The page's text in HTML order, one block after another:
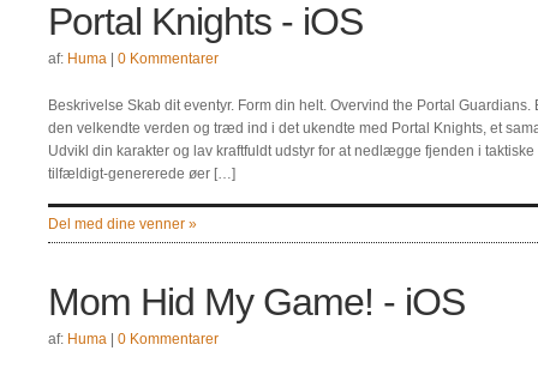
Portal Knights - iOS
af: Huma 0 Kommentarer
Beskrivelse Skab dit eventyr. Form din helt. Overvind the Portal
den velkendte verden og træd ind i det ukendte med Portal Knights, et
Udvikl din karakter og lav kraftfuldt udstyr for at nedlægge fjenden i
tilfældigt-genererede øer […]
Del med dine venner »
Mom Hid My Game! - iOS
af: Huma 0 Kommentarer